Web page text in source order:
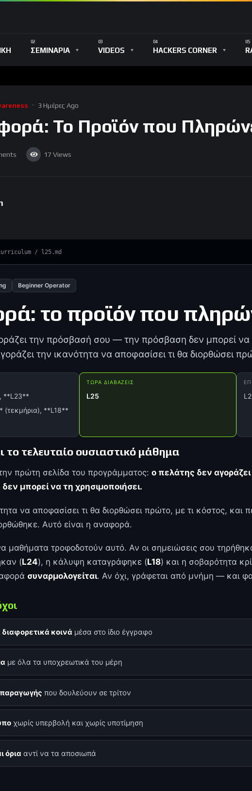
ΣΕΜΙΝΑΡΙΑ VIDEOS HACKERS CORNER
3 Ημέρες Ago
Το Προϊόν που
17 Views
/ l25.md
Beginner Operator
το προϊόν που
την πρόσβασή σου — την πρόσβαση δεν μπορεί να
την ικανότητα να αποφασίσει τι θα διορθώσει
**L23**
(τεκμήρια), **L18**
ΤΏΡΑ ΔΙΑΒΆΖΕΙΣ
L25
το τελευταίο ουσιαστικό μάθημα
πρώτη σελίδα του προγράμματος: ο πελάτης δεν
μπορεί να τη χρησιμοποιήσει.
να αποφασίσει τι θα διορθώσει πρώτο, με τι κόστος, και
Αυτό είναι η αναφορά.
μαθήματα τροφοδοτούν αυτό. Αν οι σημειώσεις σου
(L24), η κάλυψη καταγράφηκε (L18) και η σοβαρότητα
συναρμολογείται. Αν όχι, γράφεται από μνήμη — και
κοινά μέσα στο ίδιο έγγραφο
με όλα τα υποχρεωτικά του μέρη
που δουλεύουν σε τρίτον
χωρίς υπερβολή και χωρίς υποτίμηση
όρια αντί να τα αποσιωπά